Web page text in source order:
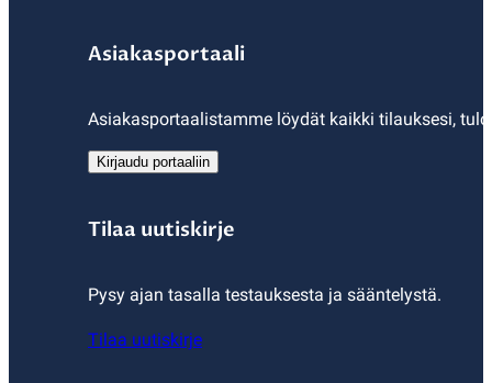
Asiakasportaali
Asiakasportaalistamme löydät kaikki tilauksesi,
Kirjaudu portaaliin
Tilaa uutiskirje
Pysy ajan tasalla testauksesta ja sääntelystä.
Tilaa uutiskirje